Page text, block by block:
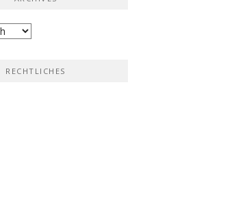
RECHTLICHES